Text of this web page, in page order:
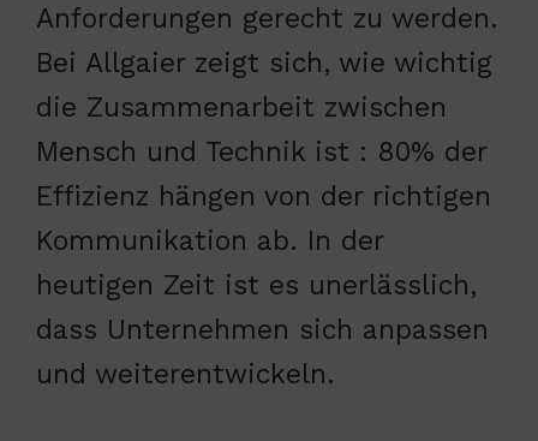
Anforderungen gerecht zu werden.
Bei Allgaier zeigt sich, wie wichtig
die Zusammenarbeit zwischen
Mensch und Technik ist : 80% der
Effizienz hängen von der richtigen
Kommunikation ab. In der
heutigen Zeit ist es unerlässlich,
dass Unternehmen sich anpassen
und weiterentwickeln.